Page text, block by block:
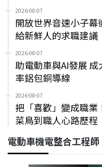
2026-08-07
開放世界音速小子幕
給新鮮人的求職建議
2026-08-07
助電動車與AI發展
率鋁包銅導線
2026-08-07
把「喜歡」變成職
菜鳥到職人心路歷程
電動車機電整合工程師